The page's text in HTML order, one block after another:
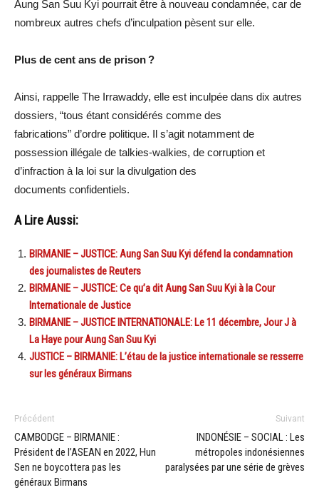
Aung San Suu Kyi pourrait être à nouveau condamnée, car de
nombreux autres chefs d’inculpation pèsent sur elle.
Plus de cent ans de prison ?
Ainsi, rappelle The Irrawaddy, elle est inculpée dans dix autres
dossiers, “tous étant considérés comme des
fabrications” d’ordre politique. Il s’agit notamment de
possession illégale de talkies-walkies, de corruption et
d’infraction à la loi sur la divulgation des
documents confidentiels.
A Lire Aussi:
BIRMANIE – JUSTICE: Aung San Suu Kyi défend la condamnation
des journalistes de Reuters
BIRMANIE – JUSTICE: Ce qu’a dit Aung San Suu Kyi à la Cour
Internationale de Justice
BIRMANIE – JUSTICE INTERNATIONALE: Le 11 décembre, Jour J à
La Haye pour Aung San Suu Kyi
JUSTICE – BIRMANIE: L’étau de la justice internationale se resserre
sur les généraux Birmans
Précédent
CAMBODGE – BIRMANIE :
Président de l’ASEAN en 2022, Hun
Sen ne boycottera pas les
généraux Birmans
Suivant
INDONÉSIE – SOCIAL : Les
métropoles indonésiennes
paralysées par une série de grèves